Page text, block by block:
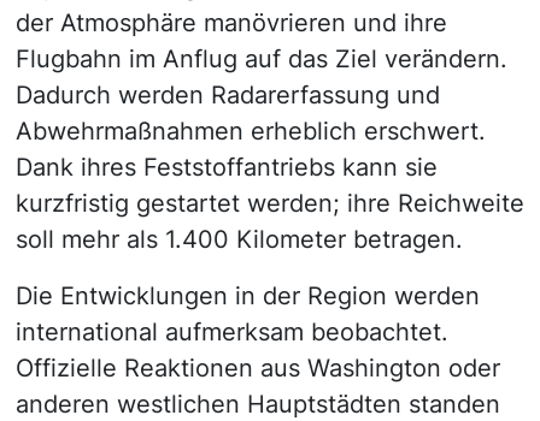
der Atmosphäre manövrieren und ihre
Flugbahn im Anflug auf das Ziel verändern.
Dadurch werden Radarerfassung und
Abwehrmaßnahmen erheblich erschwert.
Dank ihres Feststoffantriebs kann sie
kurzfristig gestartet werden; ihre Reichweite
soll mehr als 1.400 Kilometer betragen.
Die Entwicklungen in der Region werden
international aufmerksam beobachtet.
Offizielle Reaktionen aus Washington oder
anderen westlichen Hauptstädten standen